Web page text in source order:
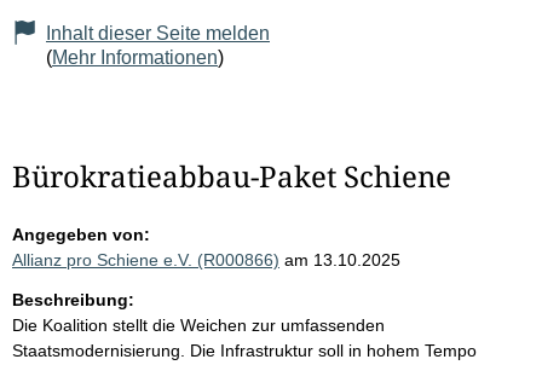
Inhalt dieser Seite melden
(Mehr Informationen)
Bürokratieabbau-Paket Schiene
Angegeben von:
Allianz pro Schiene e.V. (R000866) am 13.10.2025
Beschreibung:
Die Koalition stellt die Weichen zur umfassenden
Staatsmodernisierung. Die Infrastruktur soll in hohem Tempo